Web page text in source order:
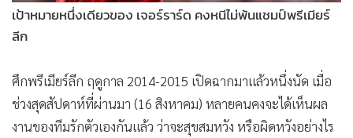
• ต่างประเทศ
• Special Scoop
• จีน
• ชุมชน-คุณภาพชีวิต
เป้าหมายหนึ่งเดียวของ เจอร์ราร์ด คงหนีไม่พ้นแชมป์พรีเมียร์
ลีก
ศึกพรีเมียร์ลีก ฤดูกาล 2014-2015 เปิดฉากมาแล้วหนึ่งนัด เมื่อ
ช่วงสุดสัปดาห์ที่ผ่านมา (16 สิงหาคม) หลายคนคงจะได้เห็นผล
งานของทีมรักตัวเองกันแล้ว ว่าจะสุขสมหวัง หรือผิดหวังอย่างไร